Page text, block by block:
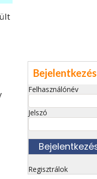
Bejelentkezés
Felhasználónév
Jelszó
Regisztrálok